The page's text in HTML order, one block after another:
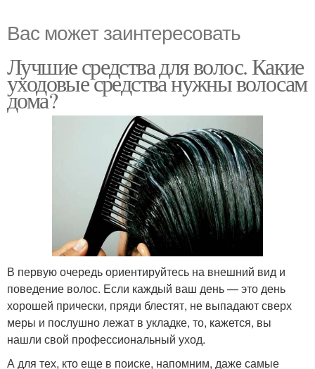
Вас может заинтересовать
Лучшие средства для волос. Какие
уходовые средства нужны волосам
дома?
В первую очередь ориентируйтесь на внешний вид и
поведение волос. Если каждый ваш день — это день
хорошей прически, пряди блестят, не выпадают сверх
меры и послушно лежат в укладке, то, кажется, вы
нашли свой профессиональный уход.
А для тех, кто еще в поиске, напомним, даже самые